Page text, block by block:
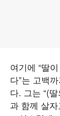
여기에 “딸
다”는 고백
다. 그는 “(
과 함께 살